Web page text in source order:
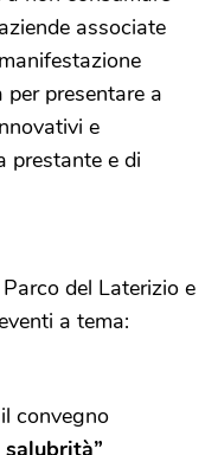
associate
presentare a
e
prestante e di
del Laterizio e
a tema:
convegno